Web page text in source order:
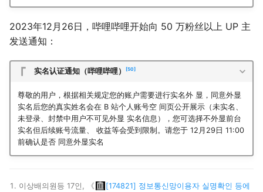
2023年12月26日，哔哩哔哩开始向 50 万粉丝以上 UP 主
发送通知：
实名认证通知（哔哩哔哩） 50
尊敬的用户，根据相关规定您的账户需要进行实名外 显，同意外显
实名后您的真实姓名会在 B 站个人账号空 间页公开展示（未实名、
未登录、封禁中用户不可见外显 实名信息），您可选择不外显前台
实名但后续账号流量、 收益等会受到限制。请您于 12月29日 11:00
前确认是否 同意外显实名
이상배의원등 17인, 《
[174821] 정보통신망이용자 실명확인 등에